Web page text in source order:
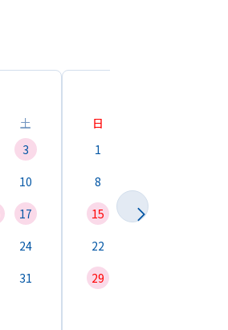
土
3
10
17
24
31
日
1
8
15
22
29